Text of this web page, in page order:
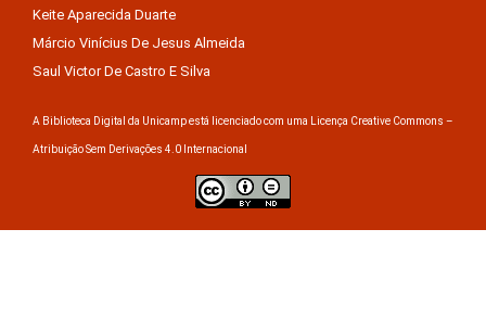
Keite Aparecida Duarte
Márcio Vinícius De Jesus Almeida
Saul Victor De Castro E Silva
A Biblioteca Digital da Unicamp está licenciado com uma Licença Creative Commons –
Atribuição Sem Derivações 4.0 Internacional